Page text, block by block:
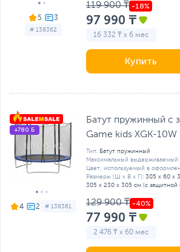
5
# 138362
119 900 ₸
97 990 ₸
16 332 ₸ x 6 мес
Купить
4 # 138361
+780 Б
Батут пружинный с
Game kids XGK-10W
Тип: Батут пружинный
Максимальный выдерживаемый
Цвет, используемый в
Размеры (Ш х В х Г): 305 х 60 х
305 х 230 х 305 см (с защитной
129 900 ₸
77 990 ₸
2 476 ₸ x 60 мес